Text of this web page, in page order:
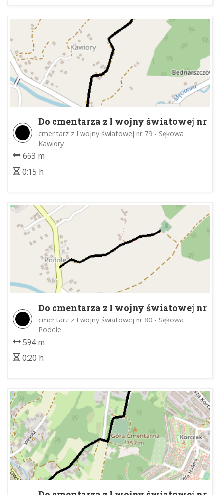
Do cmentarza z I wojny światowej nr
79
cmentarz z I wojny światowej nr 79 - Sękowa
Kawiory
663 m
0:15 h
Do cmentarza z I wojny światowej nr
80
cmentarz z I wojny światowej nr 80 - Sękowa
Podole
594 m
0:20 h